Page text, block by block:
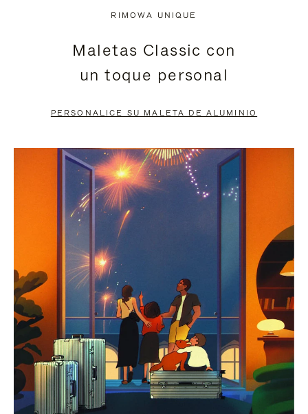
PAUSADO,
PULSE
PARA
ESTÁ
DESACTIVADO:
PULSE
ACTIVARLO.
RIMOWA UNIQUE
Maletas Classic con
un toque personal
PERSONALICE SU MALETA DE ALUMINIO